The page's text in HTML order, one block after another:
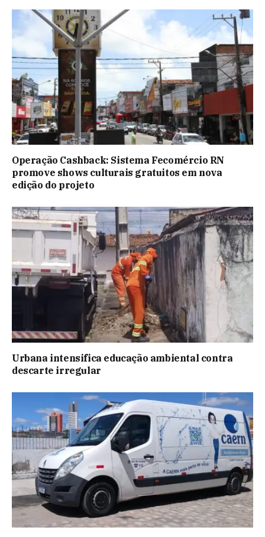
Operação Cashback: Sistema Fecomércio RN
promove shows culturais gratuitos em nova
edição do projeto
Urbana intensifica educação ambiental contra
descarte irregular